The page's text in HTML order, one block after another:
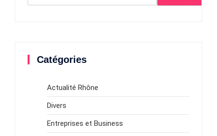
Catégories
Actualité Rhône
Divers
Entreprises et Business